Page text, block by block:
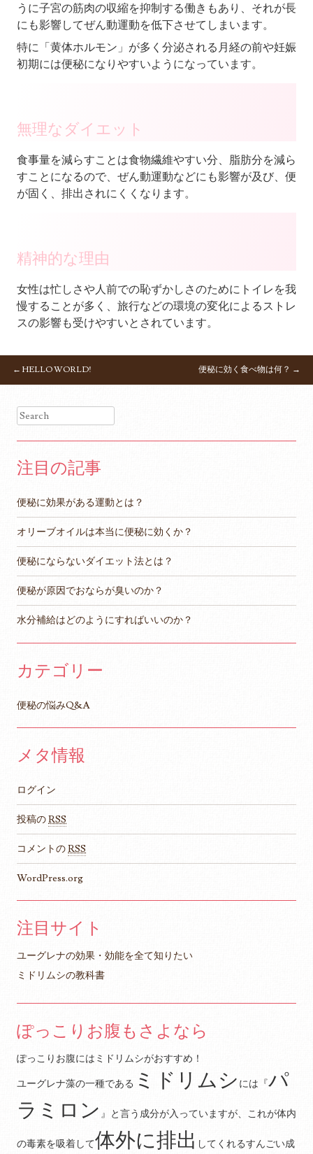
うに子宮の筋肉の収縮を抑制する働きもあり、それが長
にも影響してぜん動運動を低下させてしまいます。
特に「黄体ホルモン」が多く分泌される月経の前や妊娠
初期には便秘になりやすいようになっています。
無理なダイエット
食事量を減らすことは食物繊維やすい分、脂肪分を減ら
すことになるので、ぜん動運動などにも影響が及び、便
が固く、排出されにくくなります。
精神的な理由
女性は忙しさや人前での恥ずかしさのためにトイレを我
慢することが多く、旅行などの環境の変化によるストレ
スの影響も受けやすいとされています。
POST NAVIGATION
← HELLO WORLD! 便秘に効く食べ物は何？ →
Search
注目の記事
便秘に効果がある運動とは？
オリーブオイルは本当に便秘に効くか？
便秘にならないダイエット法とは？
便秘が原因でおならが臭いのか？
水分補給はどのようにすればいいのか？
カテゴリー
便秘の悩みQ&A
メタ情報
ログイン
投稿のRSS
コメントのRSS
WordPress.org
注目サイト
ユーグレナの効果・効能を全て知りたい
ミドリムシの教科書
ぽっこりお腹もさよなら
ぽっこりお腹にはミドリムシがおすすめ！
ユーグレナ藻の一種である ミドリムシ には『パ
ラミロン 』と言う成分が入っていますが、これが体内
の毒素を吸着して体外に排出 してくれるすんごい成